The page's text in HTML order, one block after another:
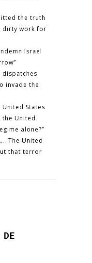
the truth
dirty work for
Israel
dispatches
invade the
United States
the United
alone?”
The United
that terror